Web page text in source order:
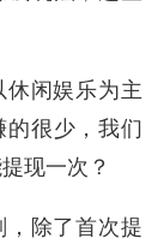
闲娱乐为主
的很少，我们
现一次？
除了首次提